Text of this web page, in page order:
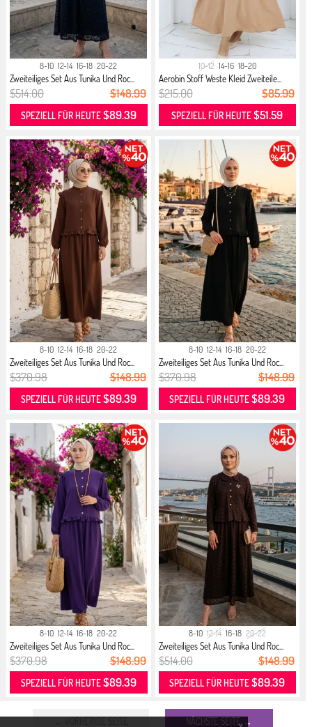
8-10 12-14 16-18 20-22
Zweiteiliges Set Aus Tunika Und Roc...
$514.00 $148.99
SPEZIELL FÜR HEUTE$89.39
10-12 14-16 18-20
Aerobin Stoff Weste Kleid Zweiteile...
$215.00 $85.99
SPEZIELL FÜR HEUTE$51.59
8-10 12-14 16-18 20-22
Zweiteiliges Set Aus Tunika Und Roc...
$370.98 $148.99
SPEZIELL FÜR HEUTE$89.39
8-10 12-14 16-18 20-22
Zweiteiliges Set Aus Tunika Und Roc...
$370.98 $148.99
SPEZIELL FÜR HEUTE$89.39
8-10 12-14 16-18 20-22
Zweiteiliges Set Aus Tunika Und Roc...
$370.98 $148.99
SPEZIELL FÜR HEUTE$89.39
8-10 12-14 16-18 20-22
Zweiteiliges Set Aus Tunika Und Roc...
$514.00 $148.99
SPEZIELL FÜR HEUTE$89.39
NÄCHSTE SEITE →